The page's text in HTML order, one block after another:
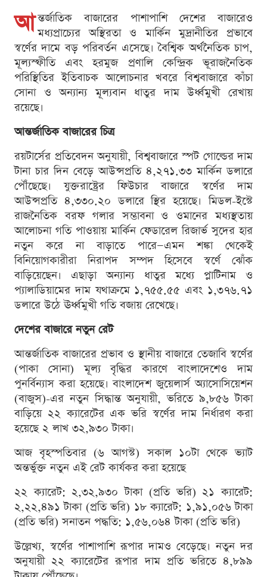
আ ন্তর্জাতিক বাজারের পাশাপাশি দেশের বাজারেও
মধ্যপ্রাচ্যের অস্থিরতা ও মার্কিন মুদ্রানীতির প্রভাবে
স্বর্ণের দামে বড় পরিবর্তন এসেছে। বৈশ্বিক অর্থনৈতিক চাপ,
মূল্যস্ফীতি এবং হরমুজ প্রণালি কেন্দ্রিক ভূরাজনৈতিক
পরিস্থিতির ইতিবাচক আলোচনার খবরে বিশ্ববাজারে কাঁচা
সোনা ও অন্যান্য মূল্যবান ধাতুর দাম উর্ধ্বমুখী রেখায়
রয়েছে।
আন্তর্জাতিক বাজারের চিত্র
রয়টার্সের প্রতিবেদন অনুযায়ী, বিশ্ববাজারে স্পট গোল্ডের দাম
টানা চার দিন বেড়ে আউন্সপ্রতি ৪,২৭১.৩৩ মার্কিন ডলারে
পৌঁছেছে। যুক্তরাষ্ট্রের ফিউচার বাজারে স্বর্ণের দাম
আউন্সপ্রতি ৪,৩৩০.২০ ডলারে স্থির হয়েছে। মিডল-ইস্টে
রাজনৈতিক বরফ গলার সম্ভাবনা ও ওমানের মধ্যস্থতায়
আলোচনা গতি পাওয়ায় মার্কিন ফেডারেল রিজার্ভ সুদের হার
নতুন করে না বাড়াতে পারে—এমন শঙ্কা থেকেই
বিনিয়োগকারীরা নিরাপদ সম্পদ হিসেবে স্বর্ণে ঝোঁক
বাড়িয়েছেন। এছাড়া অন্যান্য ধাতুর মধ্যে প্লাটিনাম ও
প্যালাডিয়ামের দাম যথাক্রমে ১,৭৫৫.৫৫ এবং ১,৩৭৬.৭১
ডলারে উঠে ঊর্ধ্বমুখী গতি বজায় রেখেছে।
দেশের বাজারে নতুন রেট
আন্তর্জাতিক বাজারের প্রভাব ও স্থানীয় বাজারে তেজাবি স্বর্ণের
(পাকা সোনা) মূল্য বৃদ্ধির কারণে বাংলাদেশেও দাম
পুনর্বিন্যাস করা হয়েছে। বাংলাদেশ জুয়েলার্স অ্যাসোসিয়েশন
(বাজুস)-এর নতুন সিদ্ধান্ত অনুযায়ী, ভরিতে ৯,৮৫৬ টাকা
বাড়িয়ে ২২ ক্যারেটের এক ভরি স্বর্ণের দাম নির্ধারণ করা
হয়েছে ২ লাখ ৩২,৯৩০ টাকা।
আজ বৃহস্পতিবার (৬ আগস্ট) সকাল ১০টা থেকে ভ্যাট
অন্তর্ভুক্ত নতুন এই রেট কার্যকর করা হয়েছে
২২ ক্যারেট: ২,৩২,৯৩০ টাকা (প্রতি ভরি) ২১ ক্যারেট:
২,২২,৪৯১ টাকা (প্রতি ভরি) ১৮ ক্যারেট: ১,৯১,০৫৬ টাকা
(প্রতি ভরি) সনাতন পদ্ধতি: ১,৫৬,০৬৪ টাকা (প্রতি ভরি)
উল্লেখ্য, স্বর্ণের পাশাপাশি রূপার দামও বেড়েছে। নতুন দর
অনুযায়ী ২২ ক্যারেটের রূপার দাম প্রতি ভরিতে ৪,৮৯৯